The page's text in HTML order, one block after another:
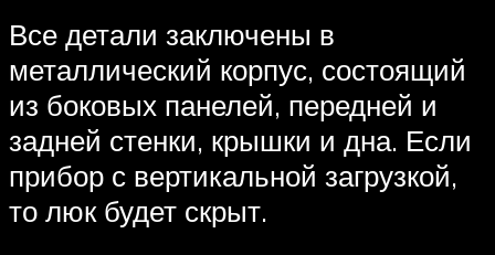
Все детали заключены в
металлический корпус, состоящий
из боковых панелей, передней и
задней стенки, крышки и дна. Если
прибор с вертикальной загрузкой,
то люк будет скрыт.